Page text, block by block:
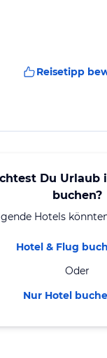
Reisetipp
Du Urlaub
buchen?
Hotels
Hotel & Flug
Oder
Nur Hotel